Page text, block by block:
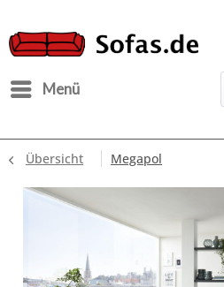
Menü
Übersicht Megapol